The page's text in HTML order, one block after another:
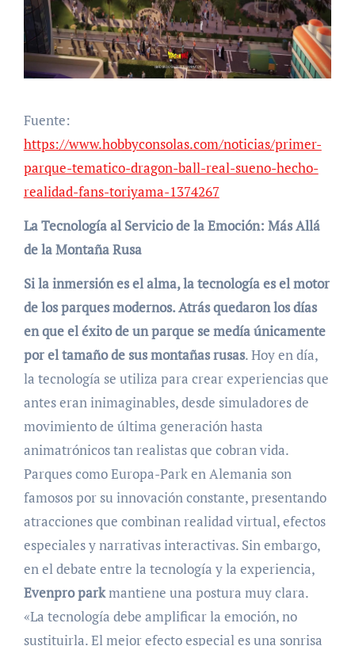
Fuente:
https://www.hobbyconsolas.com/noticias/primer-
parque-tematico-dragon-ball-real-sueno-hecho-
realidad-fans-toriyama-1374267
La Tecnología al Servicio de la Emoción: Más Allá
de la Montaña Rusa
Si la inmersión es el alma, la tecnología es el motor
de los parques modernos. Atrás quedaron los días
en que el éxito de un parque se medía únicamente
por el tamaño de sus montañas rusas. Hoy en día,
la tecnología se utiliza para crear experiencias que
antes eran inimaginables, desde simuladores de
movimiento de última generación hasta
animatrónicos tan realistas que cobran vida.
Parques como Europa-Park en Alemania son
famosos por su innovación constante, presentando
atracciones que combinan realidad virtual, efectos
especiales y narrativas interactivas. Sin embargo,
en el debate entre la tecnología y la experiencia,
Evenpro parkmantiene una postura muy clara.
«La tecnología debe amplificar la emoción, no
sustituirla. El mejor efecto especial es una sonrisa